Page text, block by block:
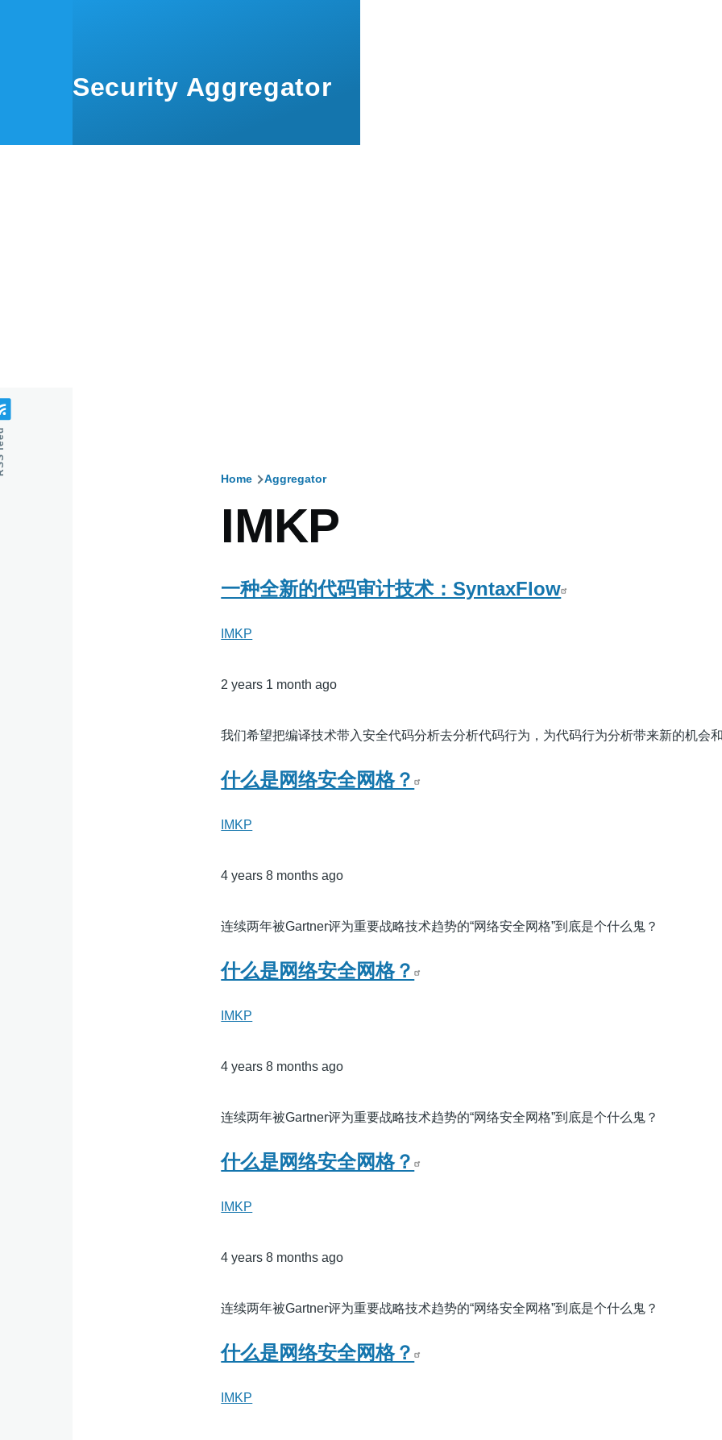
Security Aggregator
Home Aggregator
IMKP
一种全新的代码审计技术：SyntaxFlow
IMKP
2 years 1 month ago
我们希望把编译技术带入安全代码分析去分析代码行为，为代码行为分析带来新的机会
什么是网络安全网格？
IMKP
4 years 8 months ago
连续两年被Gartner评为重要战略技术趋势的“网络安全网格”到底是个什么鬼？
什么是网络安全网格？
IMKP
4 years 8 months ago
连续两年被Gartner评为重要战略技术趋势的“网络安全网格”到底是个什么鬼？
什么是网络安全网格？
IMKP
4 years 8 months ago
连续两年被Gartner评为重要战略技术趋势的“网络安全网格”到底是个什么鬼？
什么是网络安全网格？
IMKP